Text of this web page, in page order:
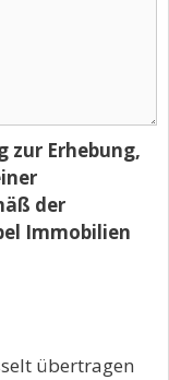
zur Erhebung,
der
Immobilien
übertragen